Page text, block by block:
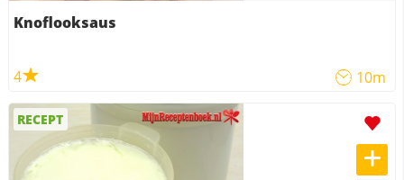
Knoflooksaus
4 10m
RECEPT